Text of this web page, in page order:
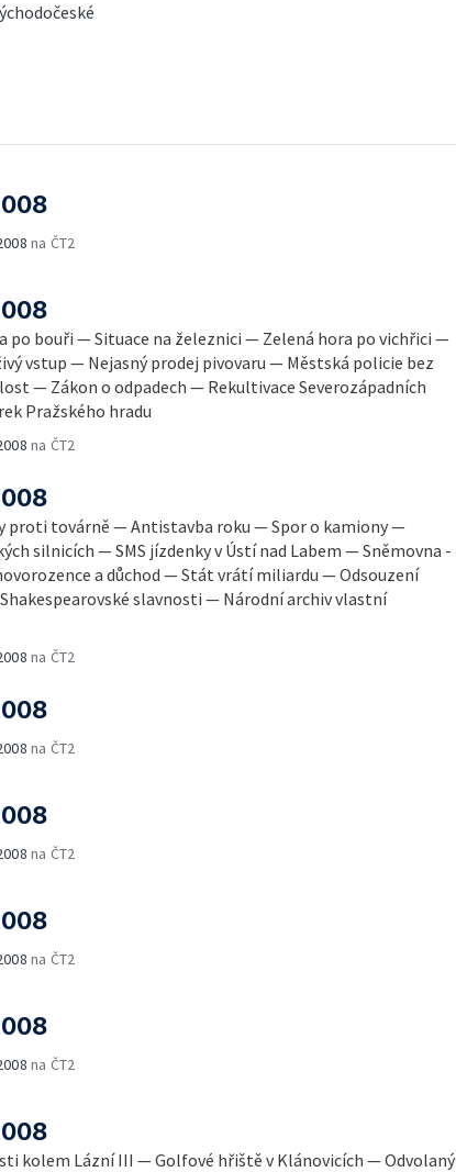
na ČT2
po bouři — Situace na železnici — Zelená hora po vichřici —
vstup — Nejasný prodej pivovaru — Městská policie bez
— Zákon o odpadech — Rekultivace Severozápadních
Pražského hradu
na ČT2
proti továrně — Antistavba roku — Spor o kamiony —
silnicích — SMS jízdenky v Ústí nad Labem — Sněmovna -
a důchod — Stát vrátí miliardu — Odsouzení
slavnosti — Národní archiv vlastní
na ČT2
na ČT2
na ČT2
na ČT2
na ČT2
kolem Lázní III — Golfové hřiště v Klánovicích — Odvolaný